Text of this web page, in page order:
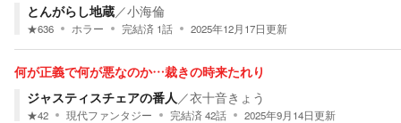
とんがらし地蔵／小海倫
★636 ホラー 完結済 1話 2025年12月17日更新
何が正義で何が悪なのか…裁きの時来たれり
ジャスティスチェアの番人／衣十音きょう
★42 現代ファンタジー 完結済42話 2025年9月14日更新